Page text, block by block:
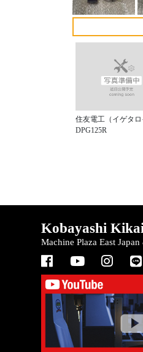
住友電工（イゲタロ
DPG125R
Kobayashi
Machine Plaza East